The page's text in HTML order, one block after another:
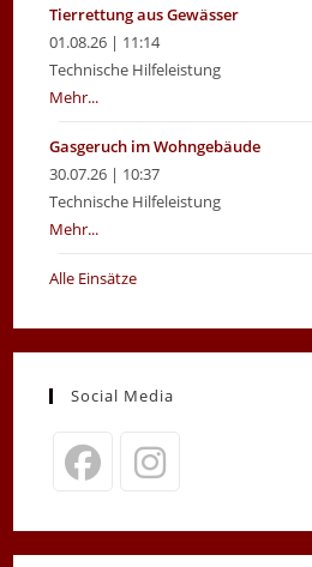
Tierrettung aus Gewässer
01.08.26 | 11:14
Technische Hilfeleistung
Mehr...
Gasgeruch im Wohngebäude
30.07.26 | 10:37
Technische Hilfeleistung
Mehr...
Alle Einsätze
Social Media
in
in